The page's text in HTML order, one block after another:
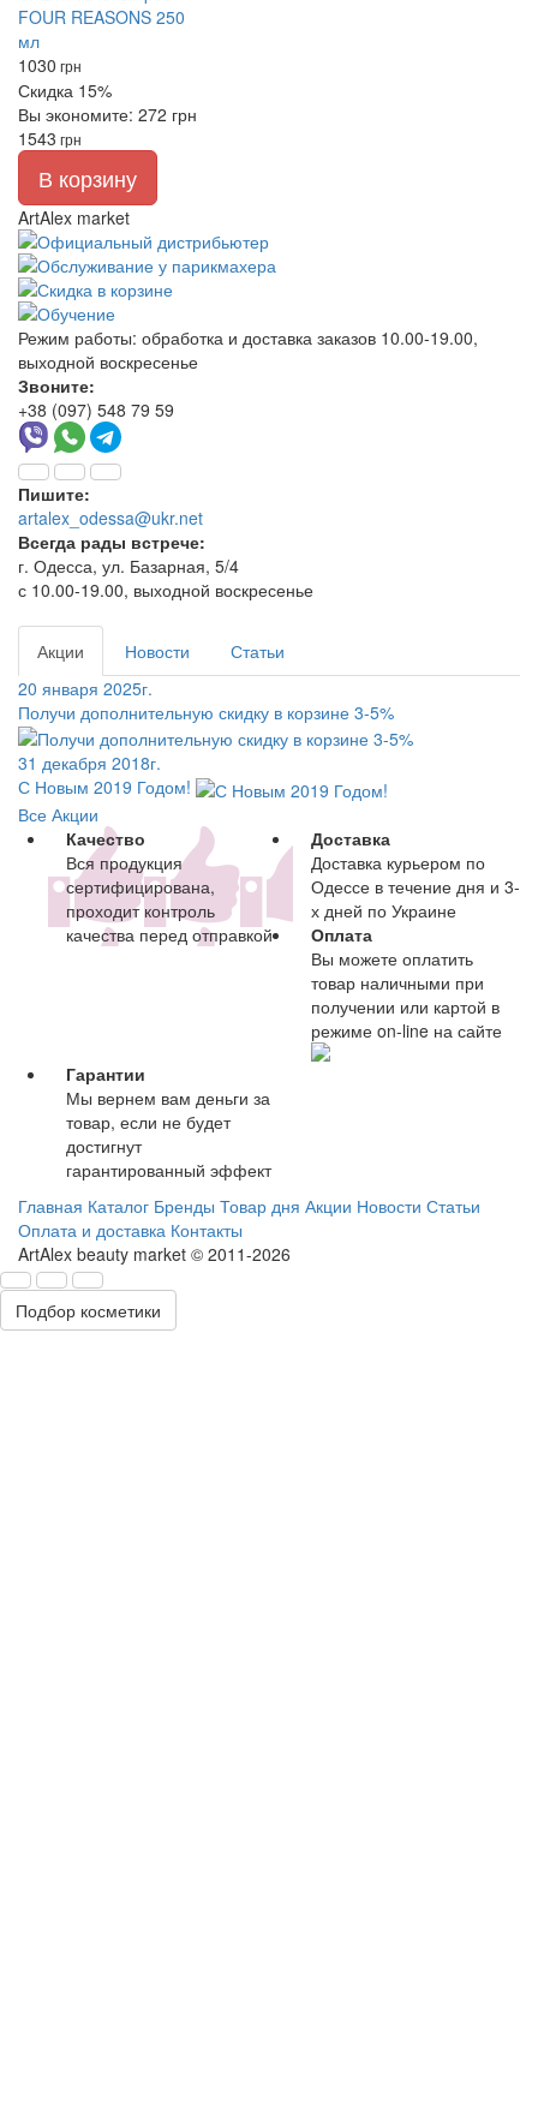
1030 грн
Скидка 15%
Вы экономите: 272 грн
1543 грн
В корзину
ArtAlex market
Режим работы: обработка и доставка заказов 10.00-19.00,
выходной воскресенье
Звоните:
+38 (097) 548 79 59
Пишите:
artalex_odessa@ukr.net
Всегда рады встрече:
г. Одесса, ул. Базарная, 5/4
с 10.00-19.00, выходной воскресенье
Акции Новости
Статьи
20 января 2025г.
Получи дополнительную скидку в корзине 3-5%
31 декабря 2018г.
С Новым 2019 Годом!
Все Акции
Качество
Вся продукция
сертифицирована,
проходит контроль
качества перед отправкой
Доставка
Доставка курьером по
Одессе в течение дня и 3-
х дней по Украине
Оплата
Вы можете оплатить
товар наличными при
получении или картой в
режиме on-line на сайте
Гарантии
Мы вернем вам деньги за
товар, если не будет
достигнут
гарантированный эффект
Главная Каталог Бренды Товар дня Акции Новости Статьи
Оплата и доставка Контакты
ArtAlex beauty market © 2011-2026
Подбор косметики